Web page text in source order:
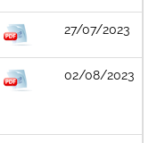
27/07/2023
02/08/2023